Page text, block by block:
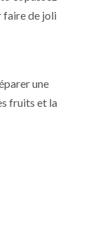
faire de joli
une
fruits et la